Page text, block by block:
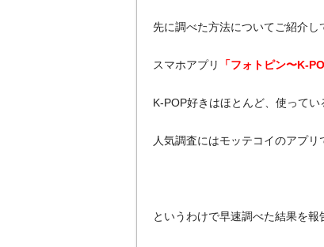
先に調べた方法についてご紹介し
スマホアプリ 「フォトピン〜K-
K-POP好きはほとんど、使ってい
人気調査にはモッテコイのアプリ
というわけで早速調べた結果を報